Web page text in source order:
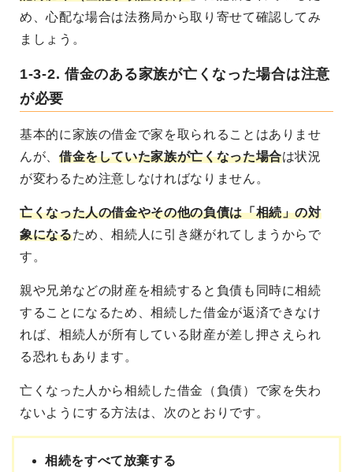
め、心配な場合は法務局から取り寄せて確認してみ
ましょう。
1-3-2. 借金のある家族が亡くなった場合は注意
が必要
基本的に家族の借金で家を取られることはありませ
んが、 借金をしていた家族が亡くなった場合は状況
が変わるため注意しなければなりません。
亡くなった人の借金やその他の負債は「相続」の対
象になるため、相続人に引き継がれてしまうからで
す。
親や兄弟などの財産を相続すると負債も同時に相続
することになるため、相続した借金が返済できなけ
れば、相続人が所有している財産が差し押さえられ
る恐れもあります。
亡くなった人から相続した借金（負債）で家を失わ
ないようにする方法は、次のとおりです。
相続をすべて放棄する